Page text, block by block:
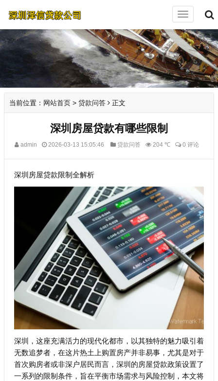
切
导
航
当前位置： 网站首页 > 贷款问答 正文
深圳房屋贷款有哪些限制
admin 2026-03-13 15:05:46 贷款问答 204 ℃ 0 评论
深圳房屋贷款限制全解析
深圳，这座充满活力的现代化都市，以其独特的魅力吸引着
无数追梦者，在这片热土上购置房产并非易事，尤其是对于
首次购房者或非深户居民而言，深圳的房屋贷款政策设置了
一系列的限制条件，旨在平衡市场需求与风险控制，本文将